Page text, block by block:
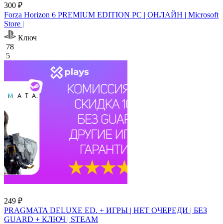
300 ₽
Forza Horizon 6 PREMIUM EDITION PC | ОНЛАЙН | Microsoft
Store |
Ключ
78
5
249 ₽
PRAGMATA DELUXE ED. + ИГРЫ | НЕТ ОЧЕРЕДИ | БЕЗ
GUARD + КЛЮЧ | STEAM